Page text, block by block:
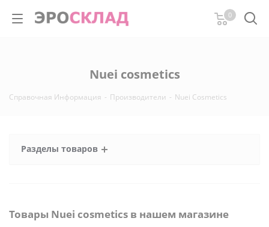
0
Nuei cosmetics
Справочная Информация - Производители - Nuei Cosmetics
Разделы товаров
Товары Nuei cosmetics в нашем магазине